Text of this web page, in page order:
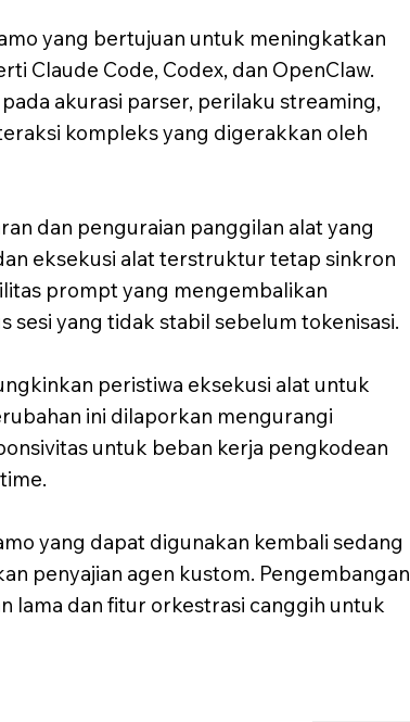
yang bertujuan untuk meningkatkan
Claude Code, Codex, dan OpenClaw.
akurasi parser, perilaku streaming,
kompleks yang digerakkan oleh
dan penguraian panggilan alat yang
eksekusi alat terstruktur tetap sinkron
prompt yang mengembalikan
sesi yang tidak stabil sebelum tokenisasi.
peristiwa eksekusi alat untuk
ini dilaporkan mengurangi
untuk beban kerja pengkodean
yang dapat digunakan kembali sedang
penyajian agen kustom. Pengembangan
lama dan fitur orkestrasi canggih untuk